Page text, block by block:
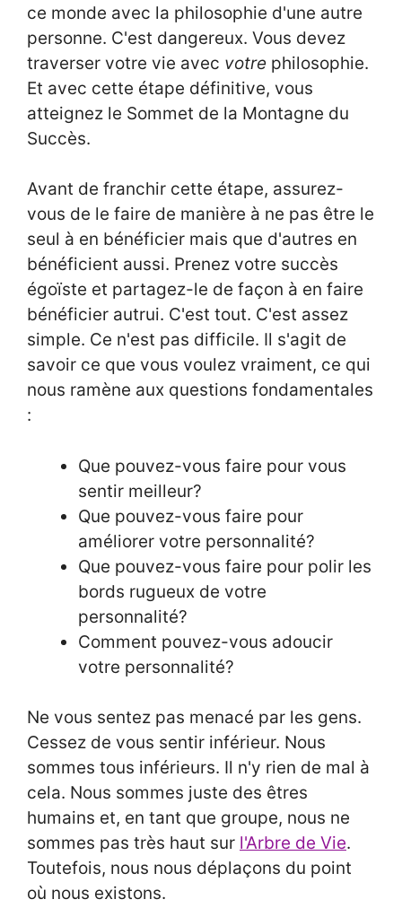
ce monde avec la philosophie d'une autre
personne. C'est dangereux. Vous devez
traverser votre vie avec votre philosophie.
Et avec cette étape définitive, vous
atteignez le Sommet de la Montagne du
Succès.
Avant de franchir cette étape, assurez-
vous de le faire de manière à ne pas être le
seul à en bénéficier mais que d'autres en
bénéficient aussi. Prenez votre succès
égoïste et partagez-le de façon à en faire
bénéficier autrui. C'est tout. C'est assez
simple. Ce n'est pas difficile. Il s'agit de
savoir ce que vous voulez vraiment, ce qui
nous ramène aux questions fondamentales
:
Que pouvez-vous faire pour vous
sentir meilleur?
Que pouvez-vous faire pour
améliorer votre personnalité?
Que pouvez-vous faire pour polir les
bords rugueux de votre
personnalité?
Comment pouvez-vous adoucir
votre personnalité?
Ne vous sentez pas menacé par les gens.
Cessez de vous sentir inférieur. Nous
sommes tous inférieurs. Il n'y rien de mal à
cela. Nous sommes juste des êtres
humains et, en tant que groupe, nous ne
sommes pas très haut sur l'Arbre de Vie.
Toutefois, nous nous déplaçons du point
où nous existons.